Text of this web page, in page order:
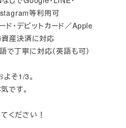
等利用可
ド・デビットカード／Apple
産決済に対応
で丁寧に対応（英語も可）
そ1/3。
です。
ください！